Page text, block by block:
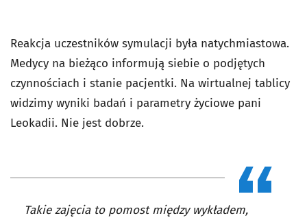
Reakcja uczestników symulacji była natychmiastowa.
Medycy na bieżąco informują siebie o podjętych
czynnościach i stanie pacjentki. Na wirtualnej tablicy
widzimy wyniki badań i parametry życiowe pani
Leokadii. Nie jest dobrze.
Takie zajęcia to pomost między wykładem,